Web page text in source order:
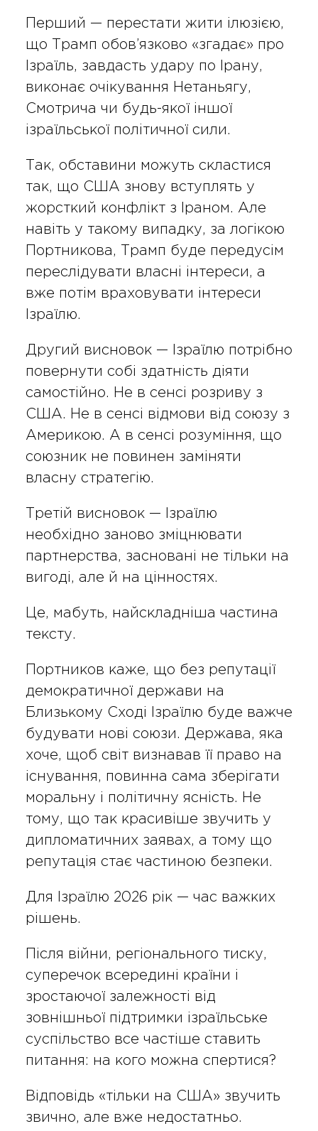
Перший — перестати жити ілюзією,
що Трамп обов’язково «згадає» про
Ізраїль, завдасть удару по Ірану,
виконає очікування Нетаньягу,
Смотрича чи будь-якої іншої
ізраїльської політичної сили.
Так, обставини можуть скластися
так, що США знову вступлять у
жорсткий конфлікт з Іраном. Але
навіть у такому випадку, за логікою
Портникова, Трамп буде передусім
переслідувати власні інтереси, а
вже потім враховувати інтереси
Ізраїлю.
Другий висновок — Ізраїлю потрібно
повернути собі здатність діяти
самостійно. Не в сенсі розриву з
США. Не в сенсі відмови від союзу з
Америкою. А в сенсі розуміння, що
союзник не повинен заміняти
власну стратегію.
Третій висновок — Ізраїлю
необхідно заново зміцнювати
партнерства, засновані не тільки на
вигоді, але й на цінностях.
Це, мабуть, найскладніша частина
тексту.
Портников каже, що без репутації
демократичної держави на
Близькому Сході Ізраїлю буде важче
будувати нові союзи. Держава, яка
хоче, щоб світ визнавав її право на
існування, повинна сама зберігати
моральну і політичну ясність. Не
тому, що так красивіше звучить у
дипломатичних заявах, а тому що
репутація стає частиною безпеки.
Для Ізраїлю 2026 рік — час важких
рішень.
Після війни, регіонального тиску,
суперечок всередині країни і
зростаючої залежності від
зовнішньої підтримки ізраїльське
суспільство все частіше ставить
питання: на кого можна спертися?
Відповідь «тільки на США» звучить
звично, але вже недостатньо.